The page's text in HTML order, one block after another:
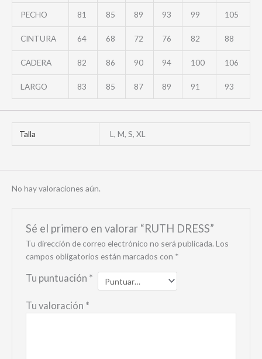
PECHO 81 85 89 93 99 105
CINTURA 64 68 72 76 82 88
CADERA 82 86 90 94 100 106
LARGO 83 85 87 89 91 93
Talla L, M, S, XL
No hay valoraciones aún.
Sé el primero en valorar “RUTH DRESS”
Tu dirección de correo electrónico no será publicada. Los
campos obligatorios están marcados con *
Tu puntuación *
Tu valoración *